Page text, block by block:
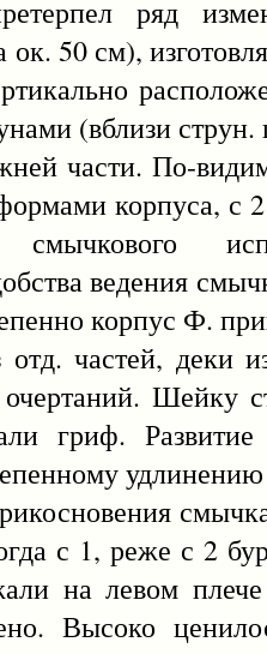
ряд
50 см),
(вблизи
части. По-
корпуса, с
ведения
корпус Ф.
частей, деки
Шейку
гриф.
с 1, реже с 2
на левом
Высоко